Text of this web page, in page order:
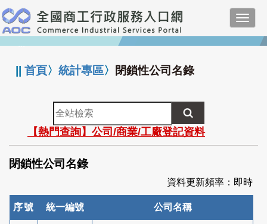
跳
到
主
要
:::
||首頁〉統計專區〉 閉鎖性公司名錄
全
站
檢
索
【熱門查詢】公司/商業/工廠登記資料
閉鎖性公司名錄
資料更新頻率：即時
序號 統一編號 公司名稱